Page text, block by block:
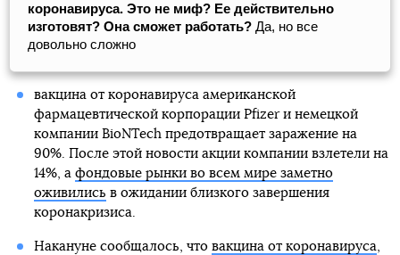
коронавируса. Это не миф? Ее действительно
изготовят? Она сможет работать? Да, но все
довольно сложно
вакцина от коронавируса американской
фармацевтической корпорации Pfizer и немецкой
компании BioNTech предотвращает заражение на
90%. После этой новости акции компании взлетели на
14%, а фондовые рынки во всем мире заметно
оживились в ожидании близкого завершения
коронакризиса.
Накануне сообщалось, что вакцина от коронавируса,